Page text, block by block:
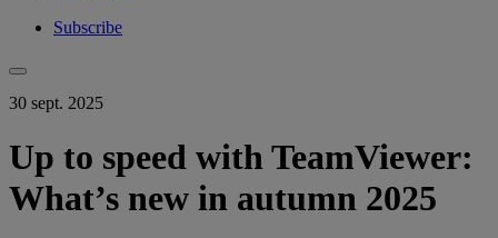
Subscribe
30 sept. 2025
Up to speed with TeamViewer:
What’s new in autumn 2025